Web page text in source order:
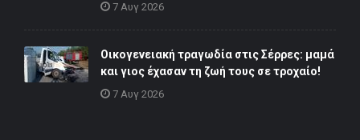
7 Αυγ 2026
Οικογενειακή τραγωδία στις Σέρρες: μαμά
και γιος έχασαν τη ζωή τους σε τροχαίο!
7 Αυγ 2026